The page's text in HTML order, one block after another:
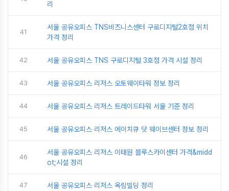
리
41
서울 공유오피스 TNS비즈니스센터 구로디지털2호점 위치
가격 정리
42 서울 공유오피스 TNS 구로디지털 3호점 가격 시설 정리
43 서울 공유오피스 리저스 오토웨이타워 정보 정리
44 서울 공유오피스 리저스 트레이드타워 서울 기준 정리
45 서울 공유오피스 리저스 에이치큐 닷 웨이브센터 정보 정리
46
서울 공유오피스 리저스 이태원 블루스카이센터 가격&midd
ot;시설 정리
47 서울 공유오피스 리저스 옥림빌딩 정리